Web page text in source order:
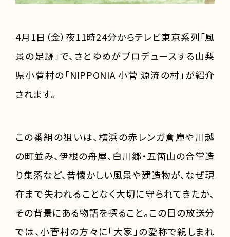
4月1日（金）夜11時24分からテレビ東京系列「風
景の足跡」で、さとゆめがプロデュースする山梨
県小菅村の「NIPPONIA 小菅 源流の村」が紹介
されます。
この番組の狙いは、横浜の赤レンガ倉庫や川越
の町並み、伊根の舟屋、白川郷・五箇山の合掌造
り集落など、昔懐かしい風景や建造物が、なぜ現
在まで失われることなく大切に守られてきたか、
その背景にある物語を探ること。この日の放送分
では、小菅村の方々に「大家」の愛称で親しまれ